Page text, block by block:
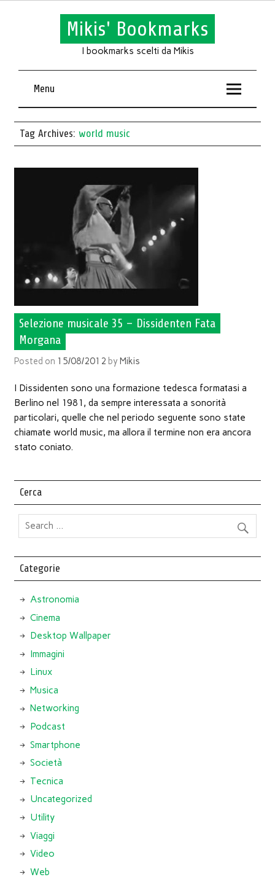
Mikis' Bookmarks
I bookmarks scelti da Mikis
Menu
Tag Archives: world music
Selezione musicale 35 – Dissidenten Fata
Morgana
Posted on 15/08/2012 byMikis
I Dissidenten sono una formazione tedesca formatasi a
Berlino nel 1981, da sempre interessata a sonorità
particolari, quelle che nel periodo seguente sono state
chiamate world music, ma allora il termine non era ancora
stato coniato.
Cerca
Categorie
Astronomia
Cinema
Desktop Wallpaper
Immagini
Linux
Musica
Networking
Podcast
Smartphone
Società
Tecnica
Uncategorized
Utility
Viaggi
Video
Web